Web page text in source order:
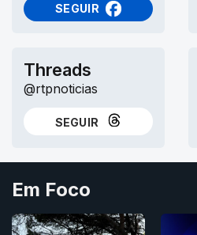
SEGUIR
NO FACEBOOK
Threads
@rtpnoticias
SEGUIR
NO THREADS
Em Foco